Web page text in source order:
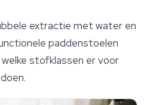
extractie met water en
paddenstoelen
stofklassen er voor